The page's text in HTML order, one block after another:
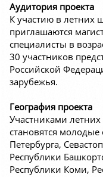
Аудитория проекта
К участию в летних
приглашаются
специалисты в
30 участников
Российской
зарубежья.
География проекта
Участниками
становятся
Петербурга,
Республики
Республики Коми,